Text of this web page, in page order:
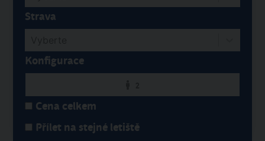
Strava
Konfigurace
Cena celkem
Přílet na stejné letiště